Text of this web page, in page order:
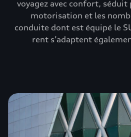
voyagez avec confort, séduit
motorisation et les
conduite dont est équipé le
rent s’adaptent